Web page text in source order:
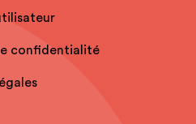
confidentialité